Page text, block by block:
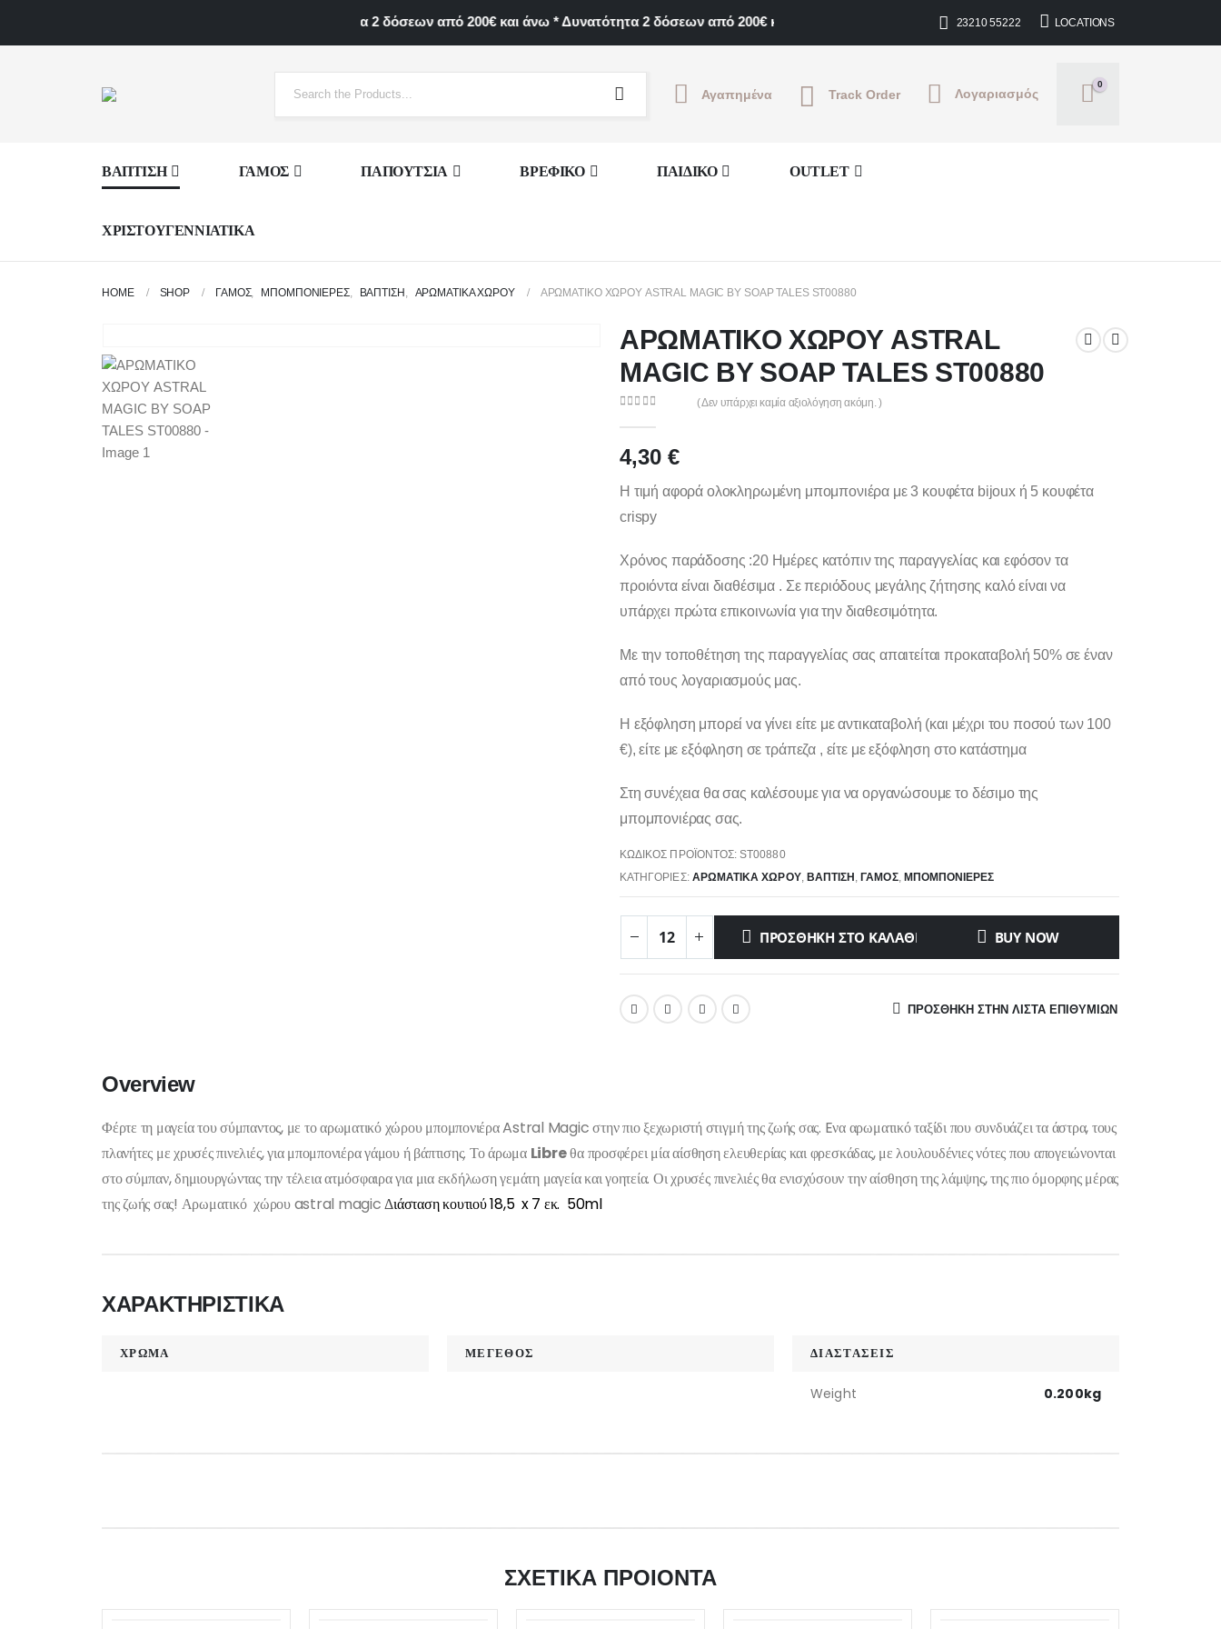
Δυνατότητα 2 δόσεων από 200€ και άνω * Δυνατότητα 2 δόσεων από 200€ και άνω * Δυνατότητα 2 δόσεων από 200€ και άνω * Δυνατότητα 2
23210 55222 LOCATIONS
Αγαπημένα Track Order Λογαριασμός
0
ΒΑΠΤΙΣΗ ΓΑΜΟΣ ΠΑΠΟΥΤΣΙΑ ΒΡΕΦΙΚΟ ΠΑΙΔΙΚΟ OUTLET
ΧΡΙΣΤΟΥΓΕΝΝΙΑΤΙΚΑ
HOME SHOP ΓΑΜΟΣ, ΜΠΟΜΠΟΝΙΈΡΕΣ, ΒΑΠΤΙΣΗ , ΑΡΩΜΑΤΙΚΆ ΧΏΡΟΥ ΑΡΩΜΑΤΙΚΟ ΧΩΡΟΥ ASTRAL MAGIC BY SOAP TALES ST00880
ΑΡΩΜΑΤΙΚΟ ΧΩΡΟΥ ASTRAL
MAGIC BY SOAP TALES ST00880
( Δεν υπάρχει καμία αξιολόγηση ακόμη. )
4,30 €
Η τιμή αφορά ολοκληρωμένη μπομπονιέρα με 3 κουφέτα bijoux ή 5 κουφέτα
crispy
Χρόνος παράδοσης :20 Ημέρες κατόπιν της παραγγελίας και εφόσον τα
προιόντα είναι διαθέσιμα . Σε περιόδους μεγάλης ζήτησης καλό είναι να
υπάρχει πρώτα επικοινωνία για την διαθεσιμότητα.
Με την τοποθέτηση της παραγγελίας σας απαιτείται προκαταβολή 50% σε έναν
από τους λογαριασμούς μας.
Η εξόφληση μπορεί να γίνει είτε με αντικαταβολή (και μέχρι του ποσού των 100
€), είτε με εξόφληση σε τράπεζα , είτε με εξόφληση στο κατάστημα
Στη συνέχεια θα σας καλέσουμε για να οργανώσουμε το δέσιμο της
μπομπονιέρας σας.
ΚΩΔΙΚΌΣ ΠΡΟΪΌΝΤΟΣ:ST00880
ΚΑΤΗΓΟΡΊΕΣ: ΑΡΩΜΑΤΙΚΆ ΧΏΡΟΥ, ΒΑΠΤΙΣΗ,ΓΑΜΟΣ, ΜΠΟΜΠΟΝΙΈΡΕΣ
ΠΡΟΣΘΉΚΗ ΣΤΟ ΚΑΛΆΘΙ BUY NOW
ΠΡΌΣΘΉΚΗ ΣΤΗΝ ΛΊΣΤΑ ΕΠΙΘΥΜΙΏΝ
Overview
Φέρτε τη μαγεία του σύμπαντος, με το αρωματικό χώρου μπομπονιέρα Astral Magic στην πιο ξεχωριστή στιγμή της ζωής σας. Eνα αρωματικό ταξίδι που συνδυάζει τα άστρα, τους
πλανήτες με χρυσές πινελιές, για μπομπονιέρα γάμου ή βάπτισης. Το άρωμα Libreθα προσφέρει μία αίσθηση ελευθερίας και φρεσκάδας, με λουλουδένιες νότες που απογειώνονται
στο σύμπαν, δημιουργώντας την τέλεια ατμόσφαιρα για μια εκδήλωση γεμάτη μαγεία και γοητεία. Οι χρυσές πινελιές θα ενισχύσουν την αίσθηση της λάμψης, της πιο όμορφης μέρας
της ζωής σας! Αρωματικό χώρου astral magicΔιάσταση κουτιού 18,5 x 7 εκ. 50ml
ΧΑΡΑΚΤΗΡΙΣΤΙΚΑ
ΧΡΩΜΑ ΜΕΓΕΘΟΣ ΔΙΑΣΤΑΣΕΙΣ
Weight 0.200kg
ΣΧΕΤΙΚΑ ΠΡΟΙΟΝΤΑ